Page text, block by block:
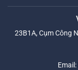
23B1A, Cụm Công
Email: